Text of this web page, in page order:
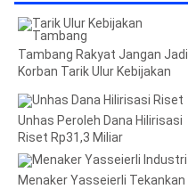
Tambang Rakyat Jangan Jadi
Korban Tarik Ulur Kebijakan
Unhas Peroleh Dana Hilirisasi
Riset Rp31,3 Miliar
Menaker Yasseierli Tekankan